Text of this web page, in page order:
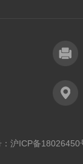
沪ICP备18026450